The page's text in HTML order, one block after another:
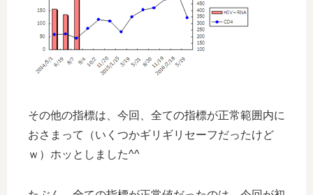
その他の指標は、今回、全ての指標が正常範囲内に
おさまって（いくつかギリギリセーフだったけど
ｗ）ホッとしました^^